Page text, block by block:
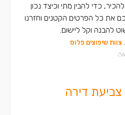
כדי להבין מתי וכיצד נכון
את כל הפרטים הקטנים וחזרנו
להבנה וקל ליישום.
צוות שיפוצים פלוס
דירה